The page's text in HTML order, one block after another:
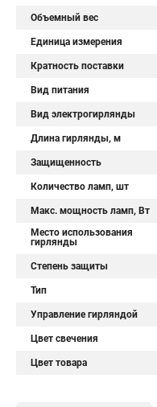
Объемный вес
Единица измерения
Кратность поставки
Вид питания
Вид электрогирлянды
Длина гирлянды, м
Защищенность
Количество ламп, шт
Макс. мощность ламп, Вт
Место использования
гирлянды
Степень защиты
Тип
Управление гирляндой
Цвет свечения
Цвет товара